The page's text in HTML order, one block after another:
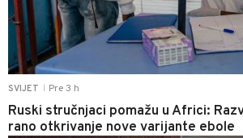
SVIJET Pre 3 h
Ruski stručnjaci pomažu u Africi:
rano otkrivanje nove varijante ebole